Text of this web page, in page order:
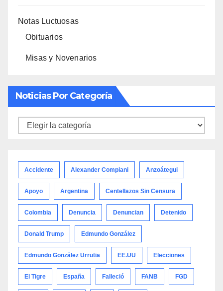
Notas Luctuosas
Obituarios
Misas y Novenarios
Noticias Por Categoría
Noticias
Accidente Alexander Compiani Anzoátegui
Apoyo Argentina Centellazos Sin Censura
Colombia Denuncia Denuncian Detenido
Donald Trump Edmundo González
Edmundo González Urrutia EE.UU Elecciones
El Tigre España Falleció FANB FGD